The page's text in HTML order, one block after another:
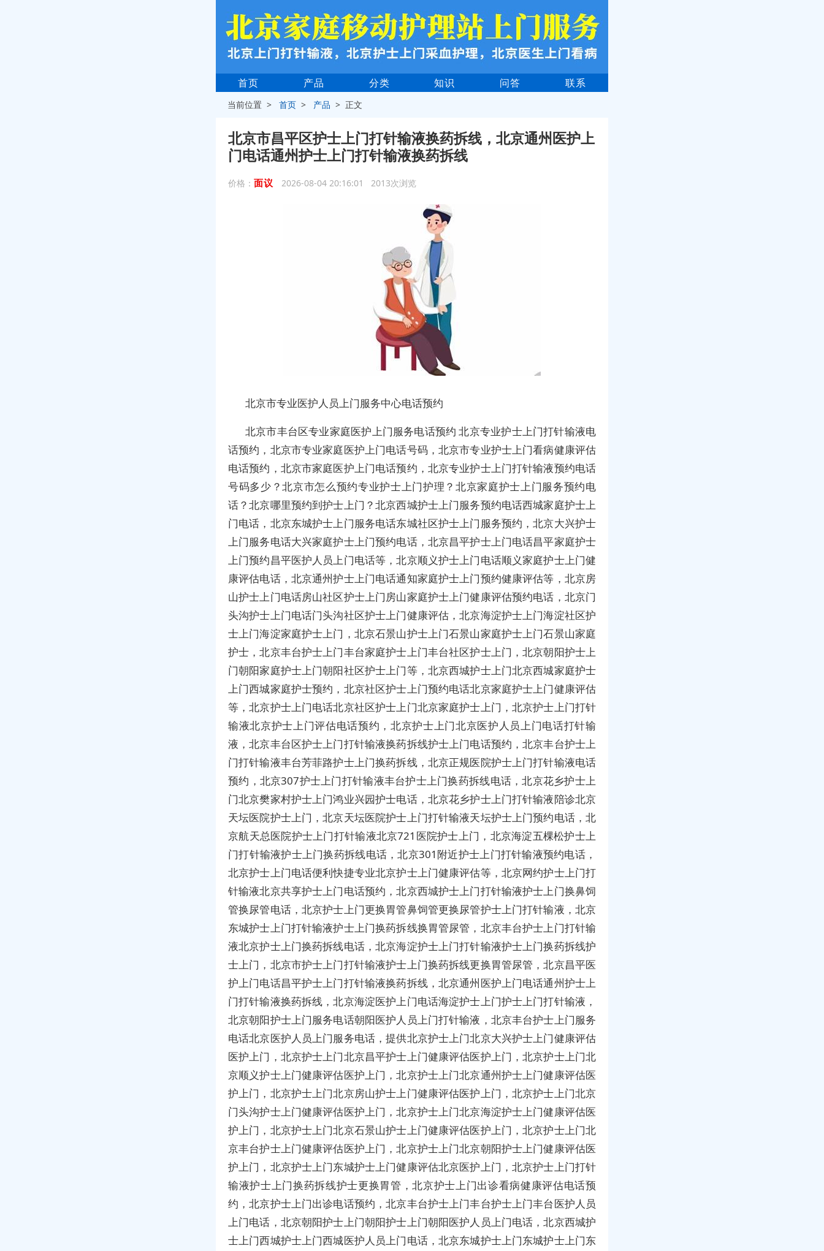
首页 产品 分类 知识 问答 联系
当前位置 >首页 > 产品 > 正文
北京市昌平区护士上门打针输液换药拆线，北京通州医护上
门电话通州护士上门打针输液换药拆线
价格： 面议 2026-08-04 20:16:01 2013次浏览
北京市专业医护人员上门服务中心电话预约
北京市丰台区专业家庭医护上门服务电话预约 北京专业护士上门打针输液电
话预约，北京市专业家庭医护上门电话号码，北京市专业护士上门看病健康评估
电话预约，北京市家庭医护上门电话预约，北京专业护士上门打针输液预约电话
号码多少？北京市怎么预约专业护士上门护理？北京家庭护士上门服务预约电
话？北京哪里预约到护士上门？北京西城护士上门服务预约电话西城家庭护士上
门电话，北京东城护士上门服务电话东城社区护士上门服务预约，北京大兴护士
上门服务电话大兴家庭护士上门预约电话，北京昌平护士上门电话昌平家庭护士
上门预约昌平医护人员上门电话等，北京顺义护士上门电话顺义家庭护士上门健
康评估电话，北京通州护士上门电话通知家庭护士上门预约健康评估等，北京房
山护士上门电话房山社区护士上门房山家庭护士上门健康评估预约电话，北京门
头沟护士上门电话门头沟社区护士上门健康评估，北京海淀护士上门海淀社区护
士上门海淀家庭护士上门，北京石景山护士上门石景山家庭护士上门石景山家庭
护士，北京丰台护士上门丰台家庭护士上门丰台社区护士上门，北京朝阳护士上
门朝阳家庭护士上门朝阳社区护士上门等，北京西城护士上门北京西城家庭护士
上门西城家庭护士预约，北京社区护士上门预约电话北京家庭护士上门健康评估
等，北京护士上门电话北京社区护士上门北京家庭护士上门，北京护士上门打针
输液北京护士上门评估电话预约，北京护士上门北京医护人员上门电话打针输
液，北京丰台区护士上门打针输液换药拆线护士上门电话预约，北京丰台护士上
门打针输液丰台芳菲路护士上门换药拆线，北京正规医院护士上门打针输液电话
预约，北京307护士上门打针输液丰台护士上门换药拆线电话，北京花乡护士上
门北京樊家村护士上门鸿业兴园护士电话，北京花乡护士上门打针输液陪诊北京
天坛医院护士上门，北京天坛医院护士上门打针输液天坛护士上门预约电话，北
京航天总医院护士上门打针输液北京721医院护士上门，北京海淀五棵松护士上
门打针输液护士上门换药拆线电话，北京301附近护士上门打针输液预约电话，
北京护士上门电话便利快捷专业北京护士上门健康评估等，北京网约护士上门打
针输液北京共享护士上门电话预约，北京西城护士上门打针输液护士上门换鼻饲
管换尿管电话，北京护士上门更换胃管鼻饲管更换尿管护士上门打针输液，北京
东城护士上门打针输液护士上门换药拆线换胃管尿管，北京丰台护士上门打针输
液北京护士上门换药拆线电话，北京海淀护士上门打针输液护士上门换药拆线护
士上门，北京市护士上门打针输液护士上门换药拆线更换胃管尿管，北京昌平医
护上门电话昌平护士上门打针输液换药拆线，北京通州医护上门电话通州护士上
门打针输液换药拆线，北京海淀医护上门电话海淀护士上门护士上门打针输液，
北京朝阳护士上门服务电话朝阳医护人员上门打针输液，北京丰台护士上门服务
电话北京医护人员上门服务电话，提供北京护士上门北京大兴护士上门健康评估
医护上门，北京护士上门北京昌平护士上门健康评估医护上门，北京护士上门北
京顺义护士上门健康评估医护上门，北京护士上门北京通州护士上门健康评估医
护上门，北京护士上门北京房山护士上门健康评估医护上门，北京护士上门北京
门头沟护士上门健康评估医护上门，北京护士上门北京海淀护士上门健康评估医
护上门，北京护士上门北京石景山护士上门健康评估医护上门，北京护士上门北
京丰台护士上门健康评估医护上门，北京护士上门北京朝阳护士上门健康评估医
护上门，北京护士上门东城护士上门健康评估北京医护上门，北京护士上门打针
输液护士上门换药拆线护士更换胃管，北京护士上门出诊看病健康评估电话预
约，北京护士上门出诊电话预约，北京丰台护士上门丰台护士上门丰台医护人员
上门电话，北京朝阳护士上门朝阳护士上门朝阳医护人员上门电话，北京西城护
士上门西城护士上门西城医护人员上门电话，北京东城护士上门东城护士上门东